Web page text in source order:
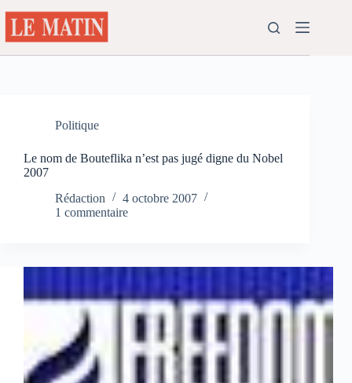
au
contenu
Politique
Le nom de Bouteflika n’est pas jugé digne du Nobel
2007
Rédaction
4 octobre 2007
1 commentaire